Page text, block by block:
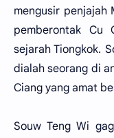
mengusir penjajah
pemberontak Cu
sejarah Tiongkok.
dialah seorang di
Ciang yang amat
Souw Teng Wi